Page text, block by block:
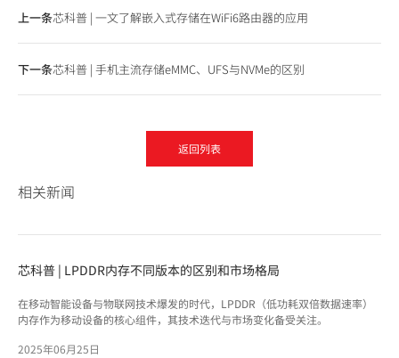
上一条芯科普 | 一文了解嵌入式存储在WiFi6路由器的应用
下一条芯科普 | 手机主流存储eMMC、UFS与NVMe的区别
返回列表
相关新闻
芯科普 | LPDDR内存不同版本的区别和市场格局
在移动智能设备与物联网技术爆发的时代，LPDDR（低功耗双倍数据速率）
内存作为移动设备的核心组件，其技术迭代与市场变化备受关注。
2025年06月25日